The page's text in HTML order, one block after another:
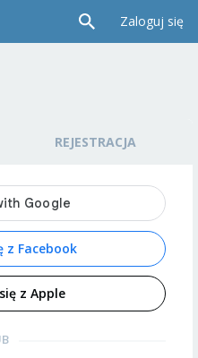
Zaloguj się
REJESTRACJA
z Facebook
z Apple